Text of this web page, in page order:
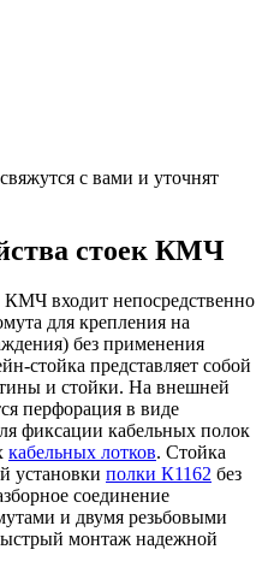
с вами и уточнят
стоек КМЧ
входит непосредственно
для крепления на
без применения
стойка представляет собой
и стойки. На внешней
перфорация в виде
фиксации кабельных полок
кабельных лотков. Стойка
установки полки К1162 без
соединение
и двумя резьбовыми
монтаж надежной